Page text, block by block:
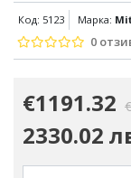
кв.м/110 куб.м
Код: 5123 Марка:
0
€1191.32
2330.02